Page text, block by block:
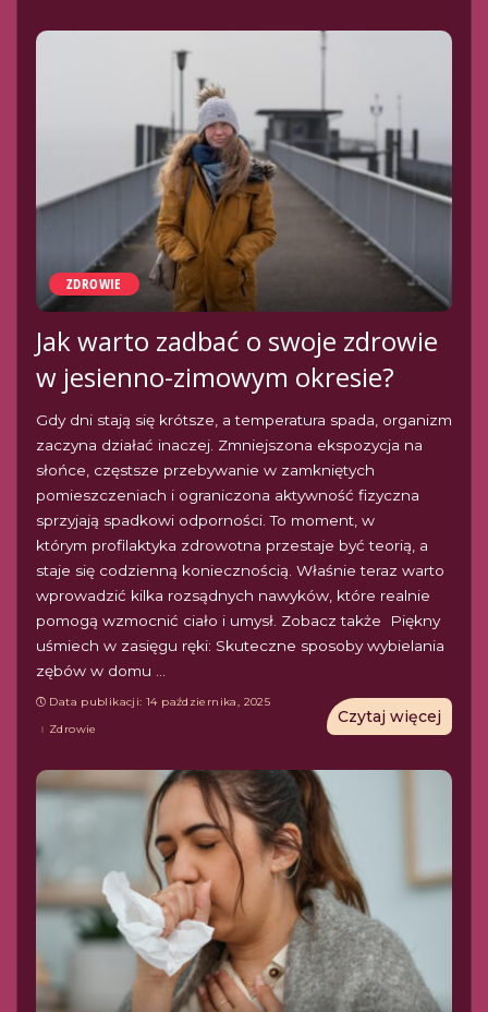
ZDROWIE
Jak warto zadbać o swoje zdrowie
w jesienno-zimowym okresie?
Gdy dni stają się krótsze, a temperatura spada, organizm
zaczyna działać inaczej. Zmniejszona ekspozycja na
słońce, częstsze przebywanie w zamkniętych
pomieszczeniach i ograniczona aktywność fizyczna
sprzyjają spadkowi odporności. To moment, w
którym profilaktyka zdrowotna przestaje być teorią, a
staje się codzienną koniecznością. Właśnie teraz warto
wprowadzić kilka rozsądnych nawyków, które realnie
pomogą wzmocnić ciało i umysł. Zobacz także Piękny
uśmiech w zasięgu ręki: Skuteczne sposoby wybielania
zębów w domu
Data publikacji: 14 października, 2025
Zdrowie
Czytaj więcej